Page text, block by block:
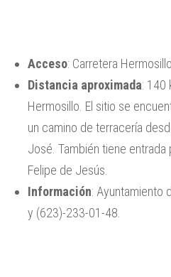
Acceso: Carretera
Distancia aproximada: 140
Hermosillo. El sitio se
un camino de terracería
José. También tiene entrada
Felipe de Jesús.
Información: Ayuntamiento
y (623)-233-01-48.